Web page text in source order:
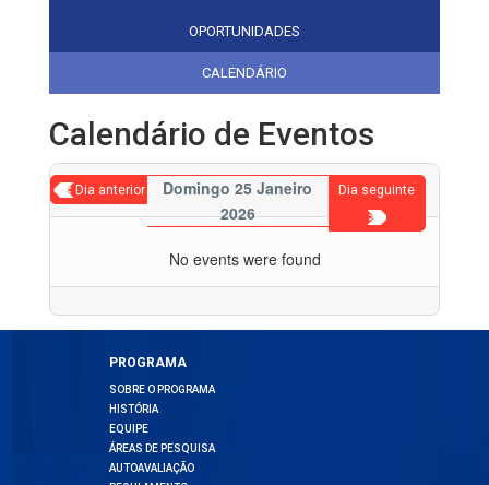
OPORTUNIDADES
CALENDÁRIO
Calendário de Eventos
< Dia anterior
Domingo 25 Janeiro
2026
Dia seguinte
>
No events were found
PROGRAMA
SOBRE O PROGRAMA
HISTÓRIA
EQUIPE
ÁREAS DE PESQUISA
AUTOAVALIAÇÃO